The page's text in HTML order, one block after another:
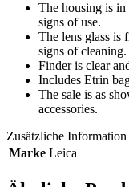
The housing is
signs of use.
The lens glass is
signs of cleaning.
Finder is clear
Includes Etrin
The sale is as
accessories.
Zusätzliche Information
Marke Leica